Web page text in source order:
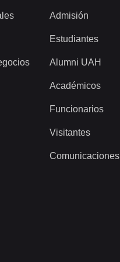
Admisión
Estudiantes
Alumni UAH
Académicos
Funcionarios
Visitantes
Comunicaciones